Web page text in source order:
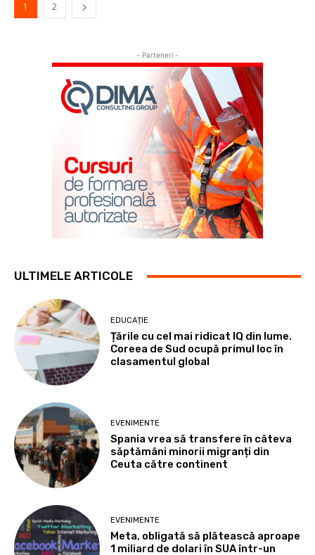
1 2
- Parteneri -
ULTIMELE ARTICOLE
EDUCAȚIE
Țările cu cel mai ridicat IQ din lume.
Coreea de Sud ocupă primul loc în
clasamentul global
EVENIMENTE
Spania vrea să transfere în câteva
săptămâni minorii migranți din
Ceuta către continent
EVENIMENTE
Meta, obligată să plătească aproape
1 miliard de dolari în SUA într-un